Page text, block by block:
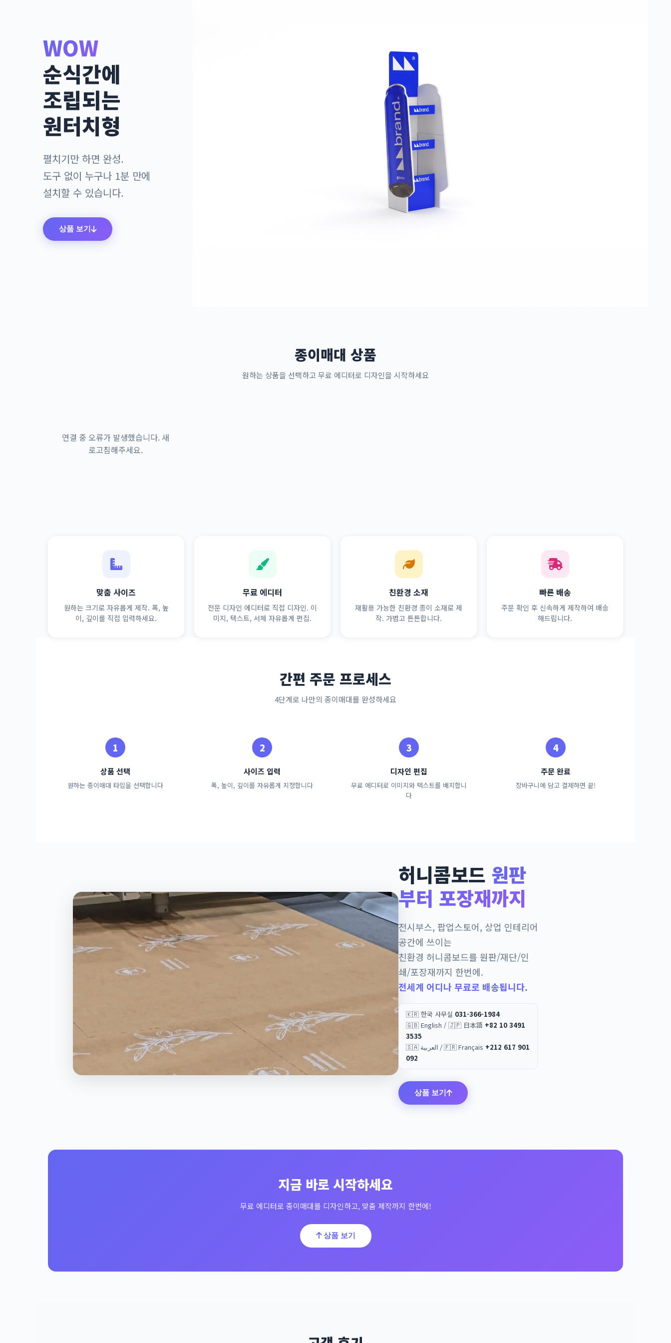
WOW
순식간에
조립되는
원터치형
펼치기만 하면 완성.
도구 없이 누구나 1분 만에
설치할 수 있습니다.
상품 보기
종이매대 상품
원하는 상품을 선택하고 무료 에디터로 디자인을 시작하세요
연결 중 오류가 발생했습니다. 새
로고침해주세요.
맞춤 사이즈
원하는 크기로 자유롭게 제작. 폭, 높
이, 깊이를 직접 입력하세요.
무료 에디터
전문 디자인 에디터로 직접 디자인. 이
미지, 텍스트, 서체 자유롭게 편집.
친환경 소재
재활용 가능한 친환경 종이 소재로 제
작. 가볍고 튼튼합니다.
빠른 배송
주문 확인 후 신속하게 제작하여 배송
해드립니다.
간편 주문 프로세스
4단계로 나만의 종이매대를 완성하세요
상품 선택
원하는 종이매대 타입을 선택합니다
사이즈 입력
폭, 높이, 깊이를 자유롭게 지정합니다
디자인 편집
무료 에디터로 이미지와 텍스트를 배치합니
다
주문 완료
장바구니에 담고 결제하면 끝!
허니콤보드 원판
부터 포장재까지
전시부스, 팝업스토어, 상업 인테리어
공간에 쓰이는
친환경 허니콤보드를 원판/재단/인
쇄/포장재까지 한번에.
전세계 어디나 무료로 배송됩니다.
🇰🇷 한국 사무실 031-366-1984
🇬🇧 English / 🇯🇵 日本語 +82 10 3491
3535
🇸🇦 العربية / 🇫🇷 Français +212 617 901
092
상품 보기
지금 바로 시작하세요
무료 에디터로 종이매대를 디자인하고, 맞춤 제작까지 한번에!
상품 보기